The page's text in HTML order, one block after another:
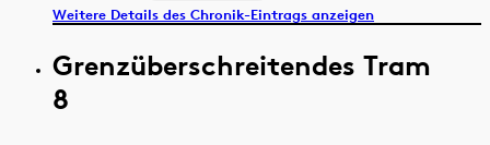
Weitere Details des Chronik-Eintrags anzeigen
Grenzüberschreitendes Tram
8